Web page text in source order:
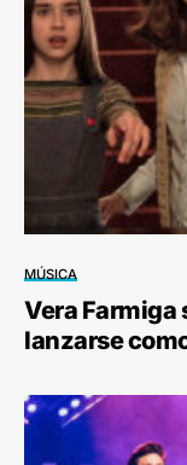
MÚSICA
Vera Farmiga
lanzarse